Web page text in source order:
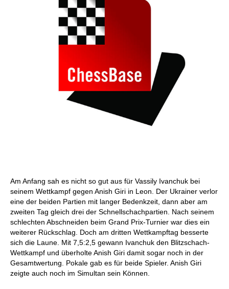
Am Anfang sah es nicht so gut aus für Vassily Ivanchuk bei
seinem Wettkampf gegen Anish Giri in Leon. Der Ukrainer verlor
eine der beiden Partien mit langer Bedenkzeit, dann aber am
zweiten Tag gleich drei der Schnellschachpartien. Nach seinem
schlechten Abschneiden beim Grand Prix-Turnier war dies ein
weiterer Rückschlag. Doch am dritten Wettkampftag besserte
sich die Laune. Mit 7,5:2,5 gewann Ivanchuk den Blitzschach-
Wettkampf und überholte Anish Giri damit sogar noch in der
Gesamtwertung. Pokale gab es für beide Spieler. Anish Giri
zeigte auch noch im Simultan sein Können.